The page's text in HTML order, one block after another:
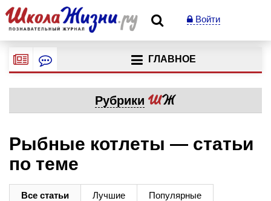
Войти
ГЛАВНОЕ
Рубрики
Рыбные котлеты — статьи
по теме
Все статьи Лучшие Популярные